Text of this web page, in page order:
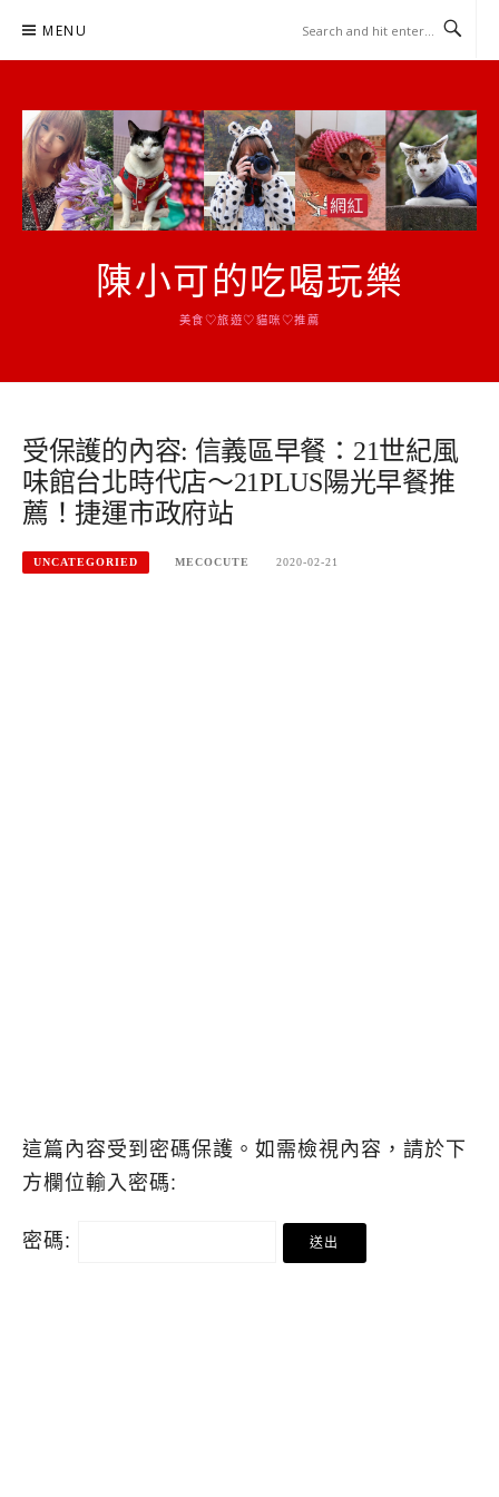
MENU
陳小可的吃喝玩樂
美食♡旅遊♡貓咪♡推薦
受保護的內容: 信義區早餐：21世紀風
味館台北時代店～21PLUS陽光早餐推
薦！捷運市政府站
UNCATEGORIED MECOCUTE 2020-02-21
這篇內容受到密碼保護。如需檢視內容，請於下
方欄位輸入密碼:
密碼: